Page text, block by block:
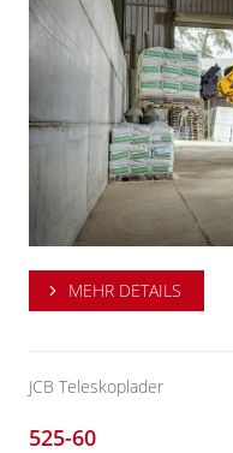
MEHR DETAILS
JCB Teleskoplader
525-60